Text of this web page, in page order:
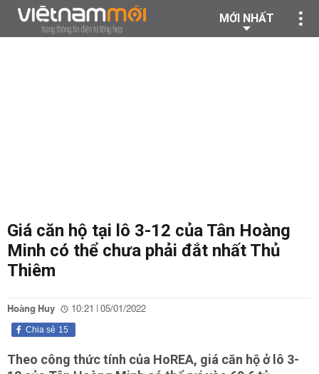
MỚI NHẤT
Giá căn hộ tại lô 3-12 của Tân Hoàng
Minh có thể chưa phải đắt nhất Thủ
Thiêm
Hoàng Huy 10:21 | 05/01/2022
15
Chia sẻ
Theo công thức tính của HoREA, giá căn hộ ở lô 3-